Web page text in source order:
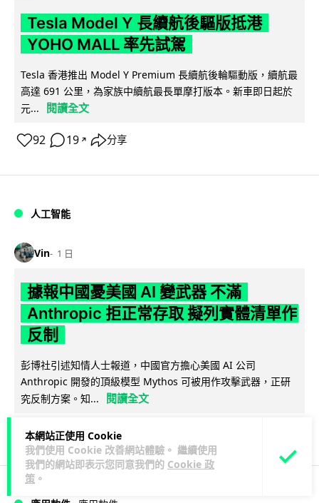
本網站正使用 Cookie
我們使用 Cookie 改善網站體驗。 繼續使用
我們的網站即表示您同意我們的 Cookie 政
策 。
Tesla Model Y 長續航後驅版抵港
YOHO MALL 率先試駕
Tesla 香港推出 Model Y Premium 長續航後輪驅動版，續航最
高達 691 公里，為家族中續航最長單摩打版本。新車即日起於
元...
閱讀全文
92 19 ↗ 分享
人工智能
Vin 1 日
據報中國憂美國 AI 變武器 不滿
Anthropic 拒正常存取 擬列實體清單作
反制
彭博社引述知情人士報道，中國官方擔心美國 AI 公司
Anthropic 開發的頂級模型 Mythos 可被用作攻擊武器，正研
究反制方案。知...
閱讀全文
1 分享